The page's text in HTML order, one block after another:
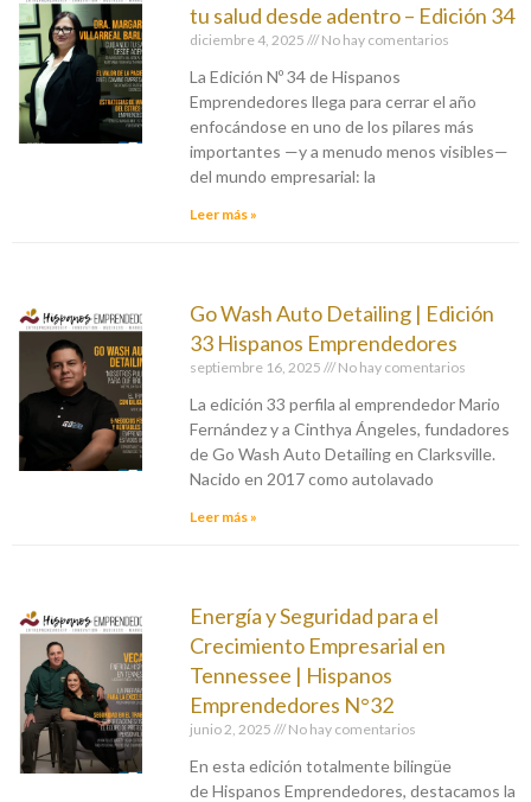
tu salud desde adentro – Edición 34
diciembre 4, 2025 No hay comentarios
La Edición Nº 34 de Hispanos
Emprendedores llega para cerrar el año
enfocándose en uno de los pilares más
importantes —y a menudo menos visibles—
del mundo empresarial: la
Leer más »
Go Wash Auto Detailing | Edición
33 Hispanos Emprendedores
septiembre 16, 2025 No hay comentarios
La edición 33 perfila al emprendedor Mario
Fernández y a Cinthya Ángeles, fundadores
de Go Wash Auto Detailing en Clarksville.
Nacido en 2017 como autolavado
Leer más »
Energía y Seguridad para el
Crecimiento Empresarial en
Tennessee | Hispanos
Emprendedores N°32
junio 2, 2025 No hay comentarios
En esta edición totalmente bilingüe
de Hispanos Emprendedores, destacamos la